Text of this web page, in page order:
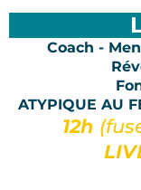
Coach -
ATYPIQUE AU
12h